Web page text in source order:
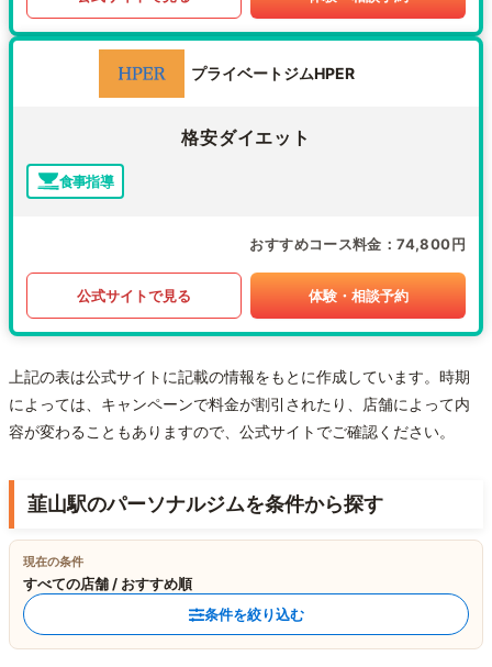
プライベートジムHPER
格安ダイエット
食事指導
おすすめコース料金 74,800円
公式サイトで見る 体験・相談予約
上記の表は公式サイトに記載の情報をもとに作成しています。時期
によっては、キャンペーンで料金が割引されたり、店舗によって内
容が変わることもありますので、公式サイトでご確認ください。
韮山駅のパーソナルジムを条件から探す
現在の条件
すべての店舗 / おすすめ順
条件を絞り込む